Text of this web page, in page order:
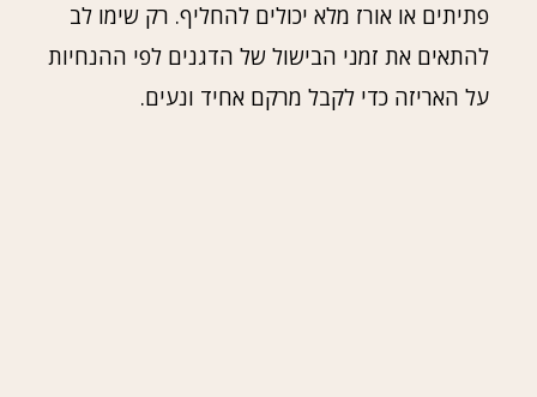
פתיתים או אורז מלא יכולים להחליף. רק שימו לב
להתאים את זמני הבישול של הדגנים לפי ההנחיות
על האריזה כדי לקבל מרקם אחיד ונעים.